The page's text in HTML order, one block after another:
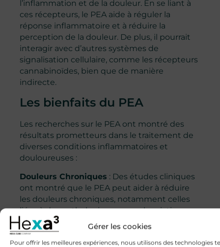
Gérer les cookies
Pour offrir les meilleures expériences, nous utilisons des technologies
l’inflammation et de la douleur. En se liant à
ces récepteurs, le PEA aide à réguler la
réponse inflammatoire et à réduire la
perception de la douleur. De plus, il pourrait
interagir avec d’autres systèmes de
signalisation cellulaire, comme les récepteurs
cannabinoïdes, bien que de manière
indirecte.
Les bienfaits du PEA
Les recherches sur le PEA ont montré des
résultats prometteurs dans le traitement de
diverses conditions inflammatoires et
douloureuses :
Douleurs Chroniques : Des études cliniques
ont montré que le PEA peut aider à réduire
les douleurs chroniques, notamment celles
liées à des pathologies comme la sciatique,
l’arthrose, et la neuropathie diabétique.
Voir l’étude ici.PMID:36986081